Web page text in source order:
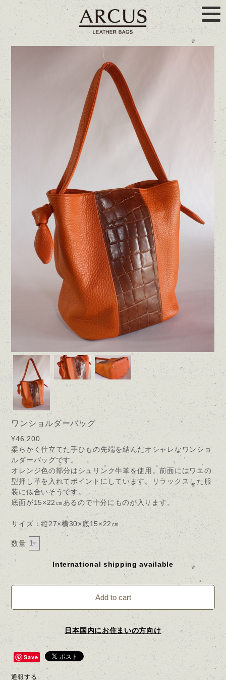
ワンショルダーバッグ
¥46,200
柔らかく仕立てた手ひもの先端を結んだオシャレなワンショ
ルダーバッグです。
オレンジ色の部分はシュリンク牛革を使用。前面にはワニの
型押し革を入れてポイントにしています。リラックスした服
装に似合いそうです。
底面が15×22㎝あるので十分にものが入ります。
サイズ：縦27×横30×底15×22㎝
数量
International shipping available
Add to cart
日本国内にお住まいの方向け
Save
通報する